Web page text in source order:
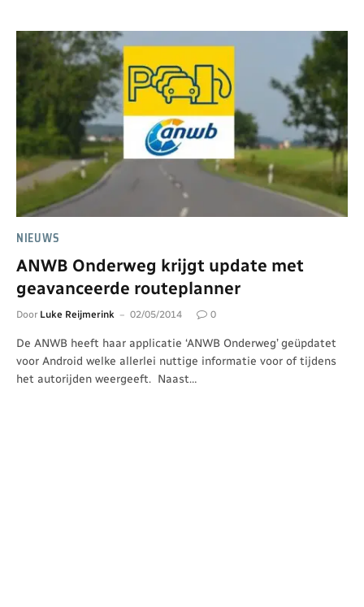
NIEUWS
ANWB Onderweg krijgt update met
geavanceerde routeplanner
Door Luke Reijmerink 02/05/2014 0
De ANWB heeft haar applicatie ‘ANWB Onderweg’ geüpdatet
voor Android welke allerlei nuttige informatie voor of tijdens
het autorijden weergeeft. Naast…